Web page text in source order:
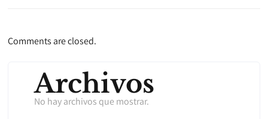
Comments are closed.
Archivos
No hay archivos que mostrar.